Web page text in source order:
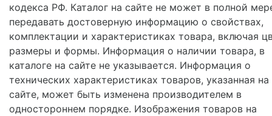
кодекса РФ. Каталог на сайте не может в полной
передавать достоверную информацию о свойствах,
комплектации и характеристиках товара, включая
размеры и формы. Информация о наличии товара, в
каталоге на сайте не указывается. Информация о
технических характеристиках товаров, указанная на
сайте, может быть изменена производителем в
одностороннем порядке. Изображения товаров на